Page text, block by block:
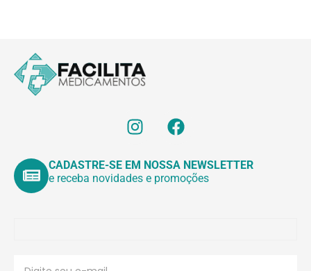
CADASTRE-SE EM NOSSA NEWSLETTER
e receba novidades e promoções